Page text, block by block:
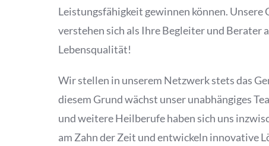
Leistungsfähigkeit gewinnen können.
verstehen sich als Ihre Begleiter und Berater
Lebensqualität!
Wir stellen in unserem Netzwerk stets das
diesem Grund wächst unser unabhängiges
und weitere Heilberufe haben sich uns
am Zahn der Zeit und entwickeln innovative